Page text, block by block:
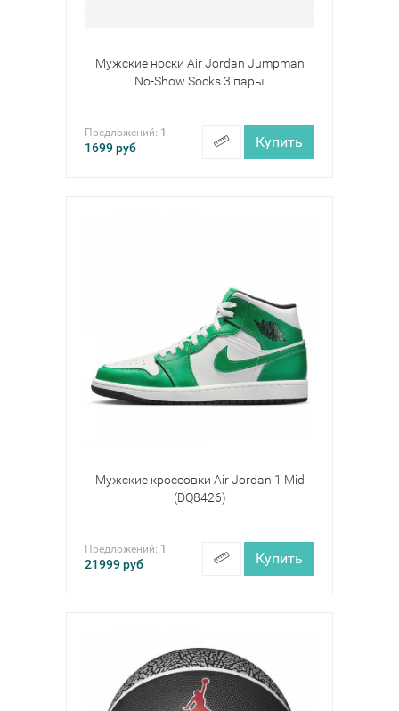
Мужские носки Air Jordan Jumpman
No-Show Socks 3 пары
Предложений: 1
1699руб Купить
Мужские кроссовки Air Jordan 1 Mid
(DQ8426)
Предложений: 1
21999руб Купить